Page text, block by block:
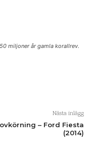
miljoner år gamla korallrev.
Nästa inlägg
– Ford Fiesta
(2014)